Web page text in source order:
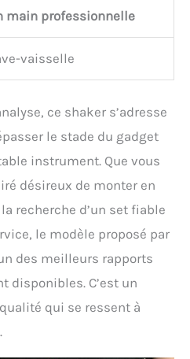
main professionnelle
vaisselle
ce shaker s’adresse
le stade du gadget
instrument. Que vous
désireux de monter en
recherche d’un set fiable
le modèle proposé par
des meilleurs rapports
disponibles. C’est un
qui se ressent à